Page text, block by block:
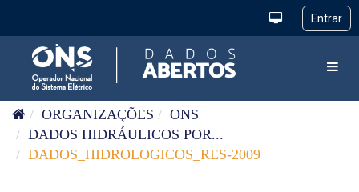
ORGANIZAÇÕES
ONS
DADOS HIDRÁULICOS POR...
DADOS_HIDROLOGICOS_RES-2009